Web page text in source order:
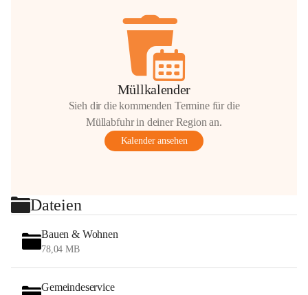
Müllkalender
Sieh dir die kommenden Termine für die
Müllabfuhr in deiner Region an.
Kalender ansehen
Dateien
Bauen & Wohnen
78,04 MB
Gemeindeservice